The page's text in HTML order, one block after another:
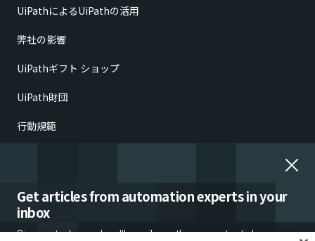
Get articles from automation experts in your
inbox
Sign up today and we'll email you the newest articles every
UiPathによるUiPathの活用
弊社の影響
UiPathギフト ショップ
UiPath財団
行動規範